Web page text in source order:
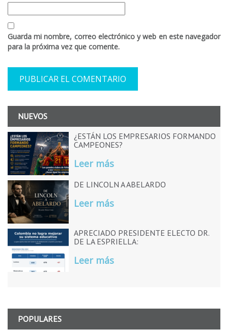
Guarda mi nombre, correo electrónico y web en este navegador
para la próxima vez que comente.
NUEVOS
¿ESTÁN LOS EMPRESARIOS FORMANDO
CAMPEONES?
Leer más
DE LINCOLN A ABELARDO
Leer más
APRECIADO PRESIDENTE ELECTO DR.
DE LA ESPRIELLA:
Leer más
POPULARES